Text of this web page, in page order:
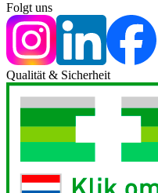
Folgt uns
Qualität & Sicherheit